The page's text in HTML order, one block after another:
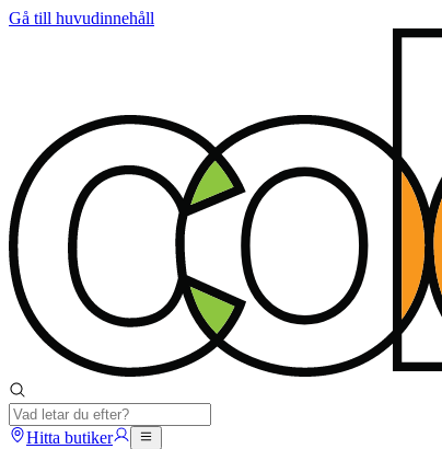
Gå till huvudinnehåll
Hitta butiker